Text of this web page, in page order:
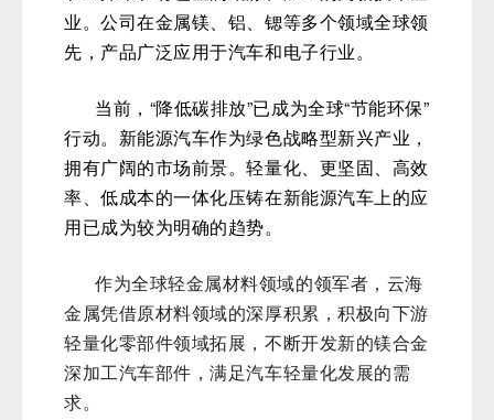
云海金属成立于1993年，是一家专业从事
矿业开采和有色金属冶炼、加工的高新技术企
先，产品广泛应用于汽车和电子行业。
当前，“降低碳排放”已成为全球“节能环保”
行动。新能源汽车作为绿色战略型新兴产业，
拥有广阔的市场前景。轻量化、更坚固、高效
用已成为较为明确的趋势。
作为全球轻金属材料领域的领军者，云海
金属凭借原材料领域的深厚积累，积极向下游
轻量化零部件领域拓展，